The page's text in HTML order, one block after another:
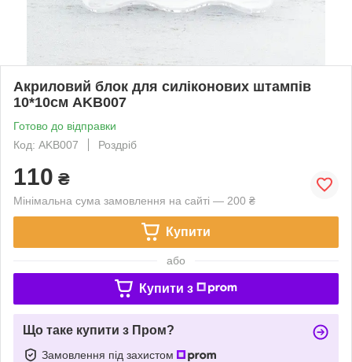
Акриловий блок для силіконових штампів
10*10см AKB007
Готово до відправки
Код: AKB007
Роздріб
110 ₴
Мінімальна сума замовлення на сайті — 200 ₴
Купити
або
Купити з
Що таке купити з Пром?
Замовлення під захистом